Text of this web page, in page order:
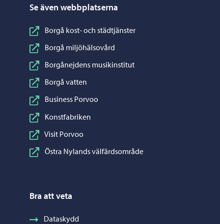
Se även webbplatserna
Borgå kost- och städtjänster
Borgå miljöhälsovård
Borgånejdens musikinstitut
Borgå vatten
Business Porvoo
Konstfabriken
Visit Porvoo
Östra Nylands välfärdsområde
Bra att veta
Dataskydd